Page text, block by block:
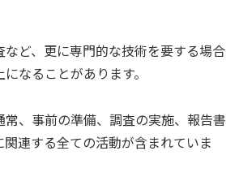
など、更に専門的な技術を要する場合
なることがあります。
常、事前の準備、調査の実施、報告書
連する全ての活動が含まれていま